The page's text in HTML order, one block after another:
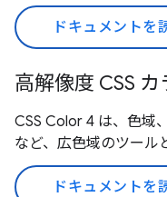
ドキュメントを
高解像度 CSS
CSS Color 4 は、色域
など、広色域のツール
ドキュメントを